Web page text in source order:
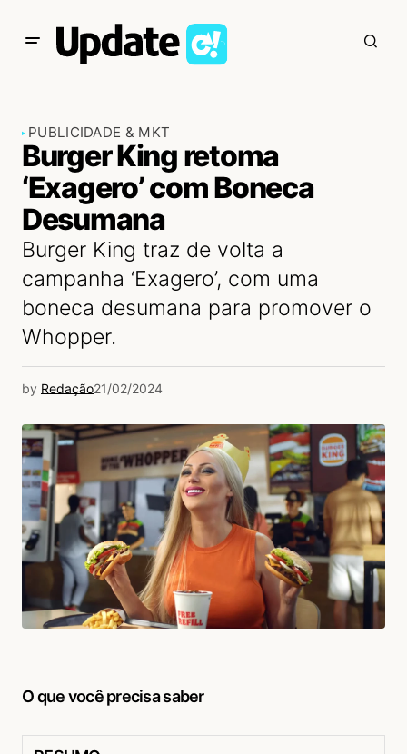
PUBLICIDADE & MKT
Burger King retoma
‘Exagero’ com Boneca
Desumana
Burger King traz de volta a
campanha ‘Exagero’, com uma
boneca desumana para promover o
Whopper.
by Redação21/02/2024
O que você precisa saber